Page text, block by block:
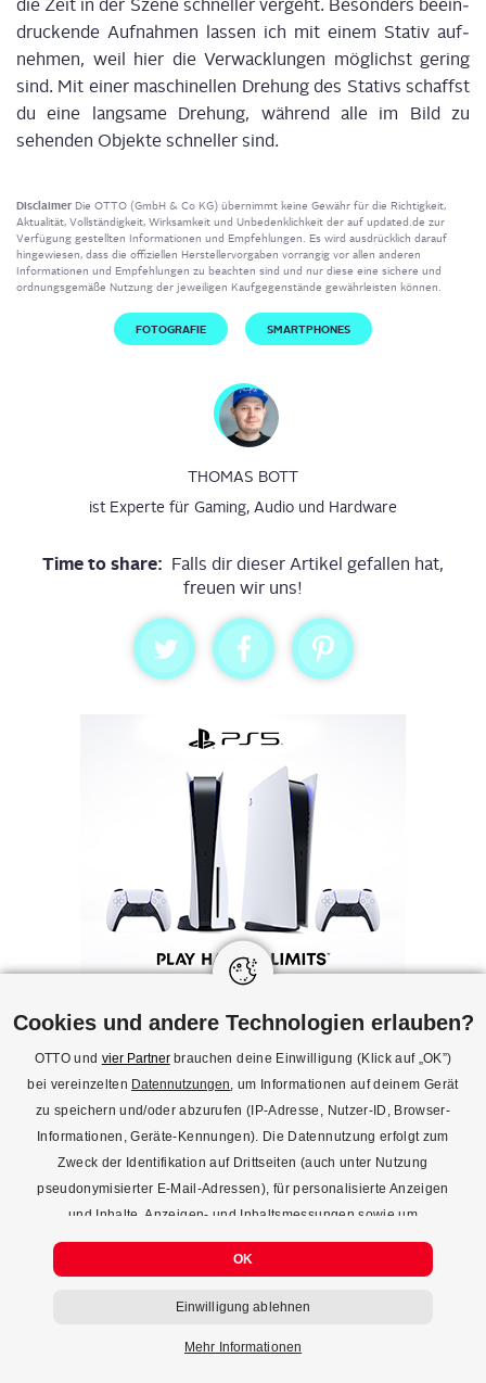
die Zeit in der Sze­ne schnel­ler ver­geht. Beson­ders beein­
dru­cken­de Auf­nah­men las­sen ich mit einem Sta­tiv auf­
neh­men, weil hier die Ver­wack­lun­gen mög­lichst gering
sind. Mit einer maschi­nel­len Dre­hung des Sta­tivs schaffst
du eine lang­sa­me Dre­hung, wäh­rend alle im Bild zu
sehen­den Objek­te schnel­ler sind.
Disclaimer Die OTTO (GmbH & Co KG) übernimmt keine Gewähr für die Richtigkeit,
Aktualität, Vollständigkeit, Wirksamkeit und Unbedenklichkeit der auf updated.de zur
Verfügung gestellten Informationen und Empfehlungen. Es wird ausdrücklich darauf
hingewiesen, dass die offiziellen Herstellervorgaben vorrangig vor allen anderen
Informationen und Empfehlungen zu beachten sind und nur diese eine sichere und
ordnungsgemäße Nutzung der jeweiligen Kaufgegenstände gewährleisten können.
FOTOGRAFIE SMARTPHONES
THOMAS BOTT
ist Experte für Gaming, Audio und Hardware
Time to share: Falls dir dieser Artikel gefallen hat,
freuen wir uns!
ÄHNLICHE ARTIKEL
FOTOGRAFIEREN &
Glaskugel-
Fotografie: So
machst du surreale
Aufnahmen
FOTOGRAFIEREN &
Spiegelungen
fotografieren:
achten
Cookies und andere Technologien erlauben?
OTTO und vier Partnerbrauchen deine Einwilligung (Klick auf „OK”)
bei vereinzelten Datennutzungen, um Informationen auf deinem Gerät
zu speichern und/oder abzurufen (IP-Adresse, Nutzer-ID, Browser-
Informationen, Geräte-Kennungen). Die Datennutzung erfolgt zum
Zweck der Identifikation auf Drittseiten (auch unter Nutzung
pseudonymisierter E-Mail-Adressen), für personalisierte Anzeigen
und Inhalte, Anzeigen- und Inhaltsmessungen sowie um
Erkenntnisse über Zielgruppen und Produktentwicklungen zu
gewinnen. Mehr Infos zur Einwilligung (inkl. Widerrufsmöglichkeit)
jederzeit ablehnen.
OK
Einwilligung ablehnen
Mehr Informationen